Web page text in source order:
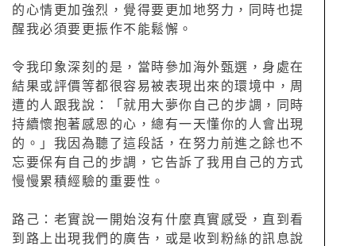
的心情更加強烈，覺得要更加地努力，同時也提
醒我必須要更振作不能鬆懈。
令我印象深刻的是，當時參加海外甄選，身處在
結果或評價等都很容易被表現出來的環境中，周
遭的人跟我說：「就用大夢你自己的步調，同時
持續懷抱著感恩的心，總有一天懂你的人會出現
的。」我因為聽了這段話，在努力前進之餘也不
忘要保有自己的步調，它告訴了我用自己的方式
慢慢累積經驗的重要性。
路己：老實說一開始沒有什麼真實感受，直到看
到路上出現我們的廣告，或是收到粉絲的訊息說